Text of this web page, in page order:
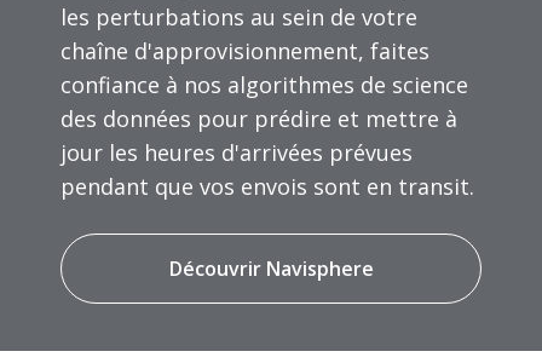
les perturbations au sein de votre
chaîne d'approvisionnement, faites
confiance à nos algorithmes de science
des données pour prédire et mettre à
jour les heures d'arrivées prévues
pendant que vos envois sont en transit.
Découvrir Navisphere